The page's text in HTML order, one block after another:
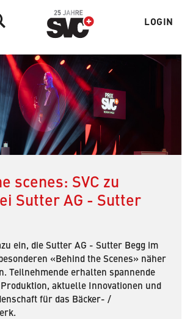
LOGIN
scenes: SVC zu
Sutter AG - Sutter
ein, die Sutter AG - Sutter Begg im
«Behind the Scenes» näher
Teilnehmende erhalten spannende
aktuelle Innovationen und
für das Bäcker- /